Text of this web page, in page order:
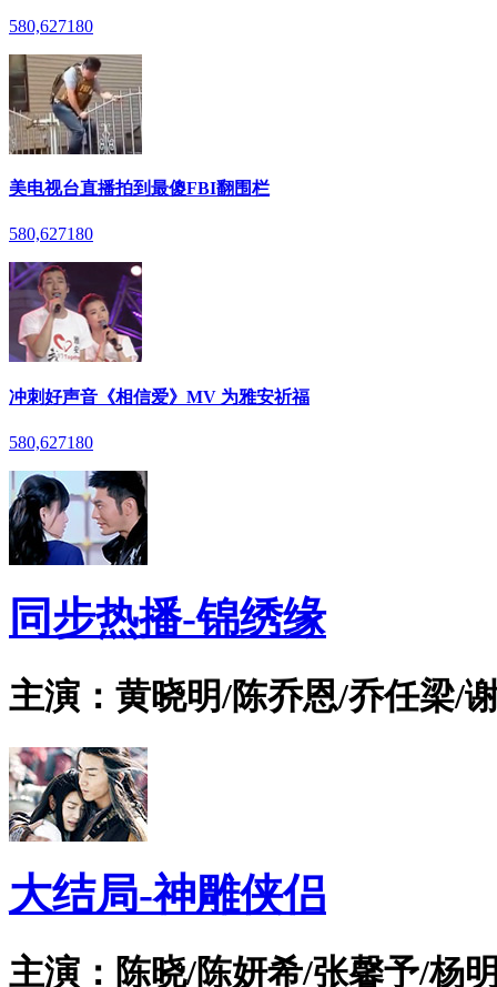
580,627180
美电视台直播拍到最傻FBI翻围栏
580,627180
冲刺好声音《相信爱》MV 为雅安祈福
580,627180
同步热播-锦绣缘
主演：黄晓明/陈乔恩/乔任梁/
大结局-神雕侠侣
主演：陈晓/陈妍希/张馨予/杨